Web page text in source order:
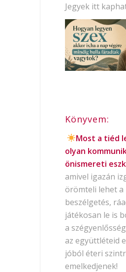
Jegyek itt
Könyvem:
Most a tiéd
olyan
önismereti
amivel igazán
örömteli lehet a
beszélgetés,
játékosan le is
a
az együttléteid
jóból éteri
emelkedjenek!